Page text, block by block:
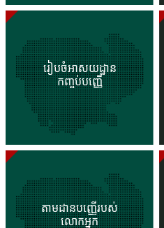
រៀបចំអាសយដ្ឋាន
កញ្ចប់បញ្ញើ
តាមដានបញ្ញើរបស់
លោកអ្នក